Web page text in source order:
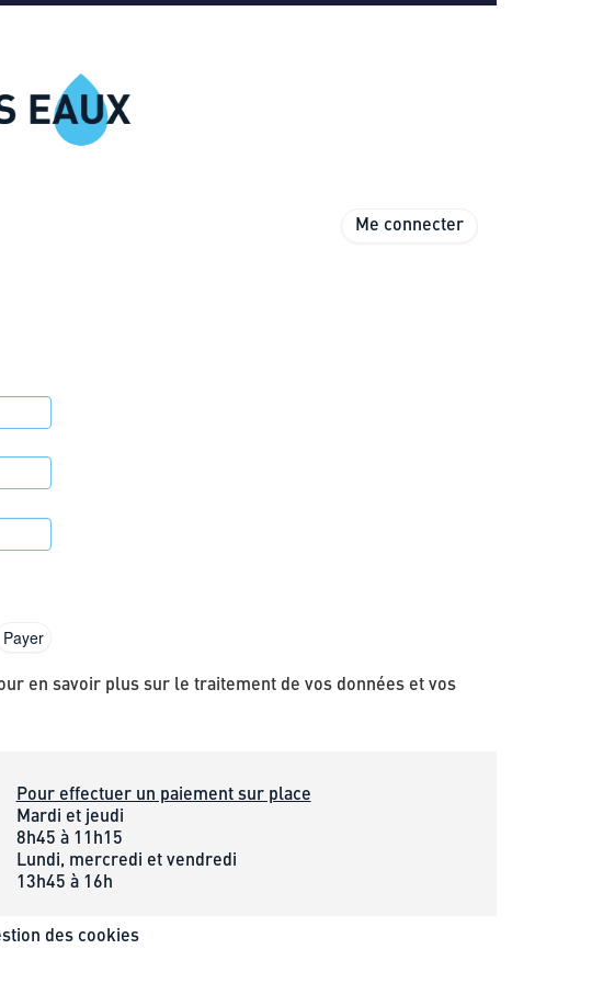
Me connecter
en savoir plus sur le traitement de vos données et vos
Pour effectuer un paiement sur place
Mardi et jeudi
8h45 à 11h15
Lundi, mercredi et vendredi
13h45 à 16h
des cookies